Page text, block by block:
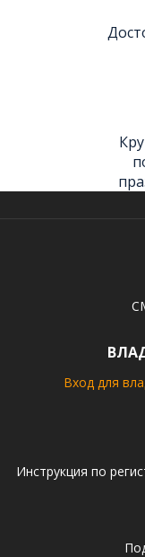
Вход для
Инструкция по